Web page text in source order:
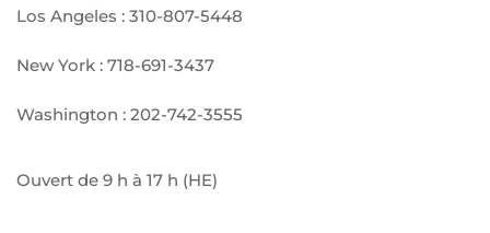
Los Angeles : 310-807-5448
New York : 718-691-3437
Washington : 202-742-3555
Ouvert de 9 h à 17 h (HE)